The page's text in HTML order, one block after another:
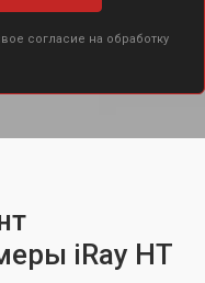
согласие на обработку
iRay HT